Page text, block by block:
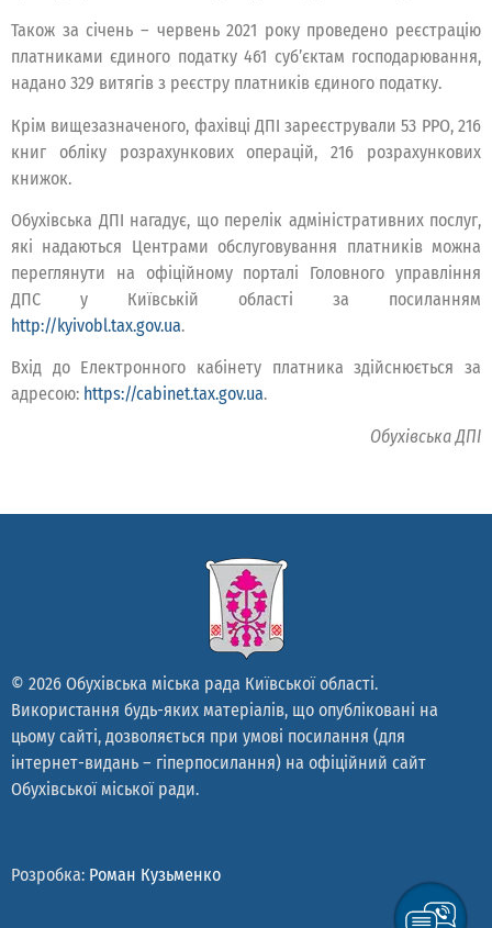
Також за січень – червень 2021 року проведено реєстрацію
платниками єдиного податку 461 суб’єктам господарювання,
надано 329 витягів з реєстру платників єдиного податку.
Крім вищезазначеного, фахівці ДПІ зареєстрували 53 РРО, 216
книг обліку розрахункових операцій, 216 розрахункових
книжок.
Обухівська ДПІ нагадує, що перелік адміністративних послуг,
які надаються Центрами обслуговування платників можна
переглянути на офіційному порталі Головного управління
ДПС у Київській області за посиланням
http://kyivobl.tax.gov.ua.
Вхід до Електронного кабінету платника здійснюється за
адресою: https://cabinet.tax.gov.ua.
Обухівська ДПІ
© 2026 Обухівська міська рада Київської області.
Використання будь-яких матеріалів, що опубліковані на
цьому сайті, дозволяється при умові посилання (для
інтернет-видань – гіперпосилання) на офіційний сайт
Обухівської міської ради.
Розробка: Роман Кузьменко